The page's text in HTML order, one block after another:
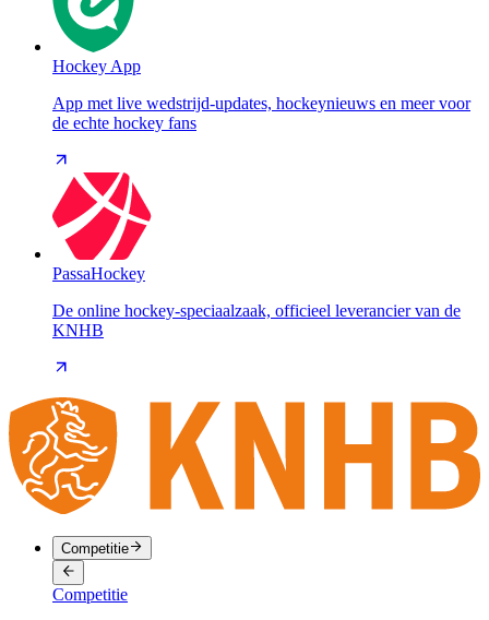
Hockey App
App met live wedstrijd-updates, hockeynieuws en meer voor
de echte hockey fans
PassaHockey
De online hockey-speciaalzaak, officieel leverancier van de
KNHB
Competitie
Competitie